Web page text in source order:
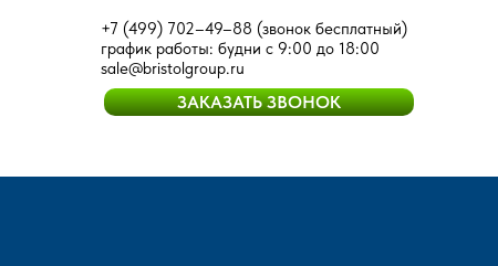
+7 (499) 702–49–88 (звонок бесплатный)
график работы: будни с 9:00 до 18:00
sale@bristolgroup.ru
ЗАКАЗАТЬ ЗВОНОК